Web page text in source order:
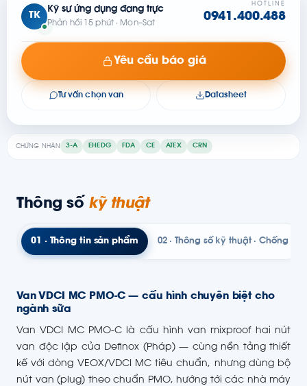
CHỨNG NHẬN 3-A EHEDG FDA CE ATEX CRN
TK
Kỹ sư ứng dụng đang trực
Phản hồi 15 phút · Mon–Sat
HOTLINE
0941.400.488
Yêu cầu báo giá
Tư vấn chọn van Datasheet
Thông số kỹ thuật
01 · Thông tin sản phẩm 02 · Thông số kỹ thuật · Chống
Van VDCI MC PMO-C — cấu hình chuyên biệt cho
ngành sữa
Van VDCI MC PMO-C là cấu hình van mixproof hai nút
van độc lập của Definox (Pháp) — cùng nền tảng thiết
kế với dòng VEOX/VDCI MC tiêu chuẩn, nhưng dùng bộ
nút van (plug) theo chuẩn PMO, hướng tới các nhà máy